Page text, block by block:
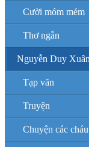
Cười móm mém
Thơ ngắn
Nguyễn Duy
Tạp văn
Truyện
Chuyện các cháu